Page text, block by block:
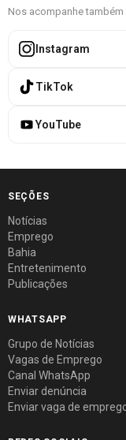
Nos acompanhe
Instagram
TikTok
YouTube
SEÇÕES
Notícias
Emprego
Bahia
Entretenimento
Publicações
WHATSAPP
Grupo de Notícias
Vagas de Emprego
Canal WhatsApp
Enviar denúncia
Enviar vaga de